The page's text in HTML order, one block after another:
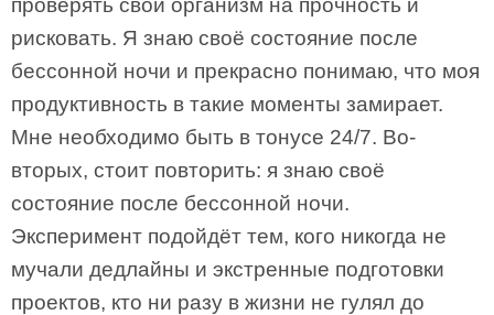
проверять свой организм на прочность и
рисковать. Я знаю своё состояние после
бессонной ночи и прекрасно понимаю, что моя
продуктивность в такие моменты замирает.
Мне необходимо быть в тонусе 24/7. Во-
вторых, стоит повторить: я знаю своё
состояние после бессонной ночи.
Эксперимент подойдёт тем, кого никогда не
мучали дедлайны и экстренные подготовки
проектов, кто ни разу в жизни не гулял до